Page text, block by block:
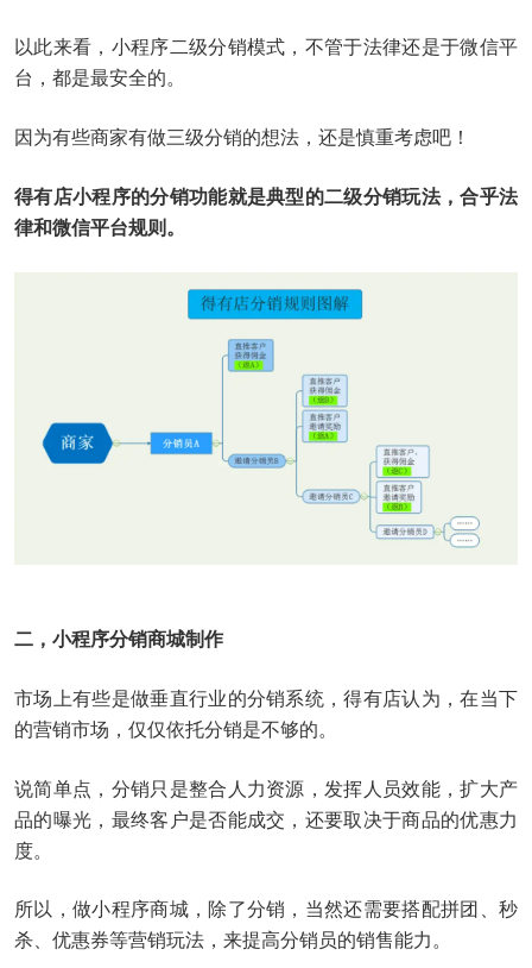
以此来看，小程序二级分销模式，不管于法律还是于微信平
台，都是最安全的。
因为有些商家有做三级分销的想法，还是慎重考虑吧！
得有店小程序的分销功能就是典型的二级分销玩法，合乎法
律和微信平台规则。
二，小程序分销商城制作
市场上有些是做垂直行业的分销系统，得有店认为，在当下
的营销市场，仅仅依托分销是不够的。
说简单点，分销只是整合人力资源，发挥人员效能，扩大产
品的曝光，最终客户是否能成交，还要取决于商品的优惠力
度。
所以，做小程序商城，除了分销，当然还需要搭配拼团、秒
杀、优惠券等营销玩法，来提高分销员的销售能力。